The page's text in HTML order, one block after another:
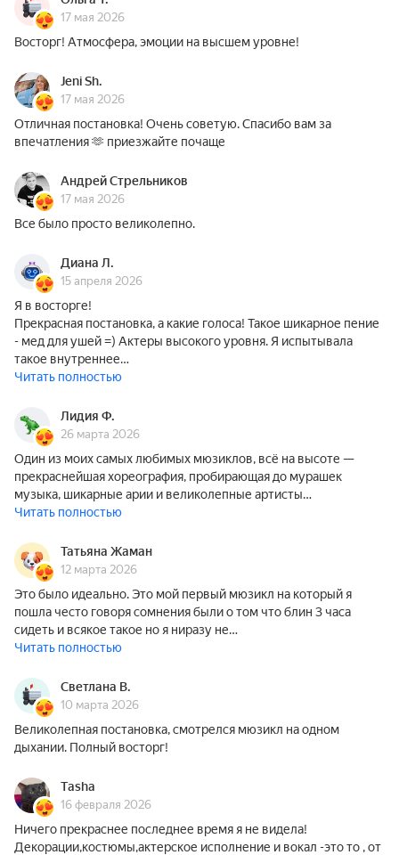
17 мая 2026
Восторг! Атмосфера, эмоции на высшем уровне!
Jeni Sh.
17 мая 2026
Отличная постановка! Очень советую. Спасибо вам за
впечатления 🫶 приезжайте почаще
Андрей Стрельников
17 мая 2026
Все было просто великолепно.
Диана Л.
15 апреля 2026
Я в восторге!
Прекрасная постановка, а какие голоса! Такое шикарное пение
- мед для ушей =) Актеры высокого уровня. Я испытывала
такое внутреннее…
Читать полностью
Лидия Ф.
26 марта 2026
Один из моих самых любимых мюзиклов, всё на высоте —
прекраснейшая хореография, пробирающая до мурашек
музыка, шикарные арии и великолепные артисты…
Читать полностью
Татьяна Жаман
12 марта 2026
Это было идеально. Это мой первый мюзикл на который я
пошла често говоря сомнения были о том что блин 3 часа
сидеть и всякое такое но я ниразу не…
Читать полностью
Светлана В.
10 марта 2026
Великолепная постановка, смотрелся мюзикл на одном
дыхании. Полный восторг!
Tasha
16 февраля 2026
Ничего прекраснее последнее время я не видела!
Декорации,костюмы,актерское исполнение и вокал -это то , от